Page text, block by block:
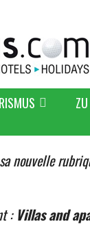
nouvelle
: Villas and